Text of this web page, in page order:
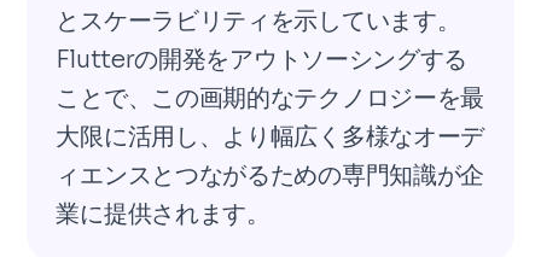
とスケーラビリティを示しています。
Flutterの開発をアウトソーシングする
ことで、この画期的なテクノロジーを最
大限に活用し、より幅広く多様なオーデ
ィエンスとつながるための専門知識が企
業に提供されます。